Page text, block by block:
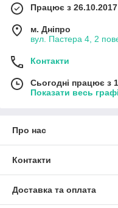
Працює з 26.10.2017
м. Дніпро
вул. Пастера 4, 2
Контакти
Сьогодні працює з
Показати весь
Про нас
Контакти
Доставка та оплата